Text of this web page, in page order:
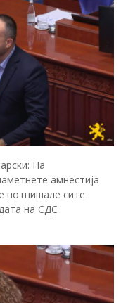
На
амнестија
потпишале сите
на СДС